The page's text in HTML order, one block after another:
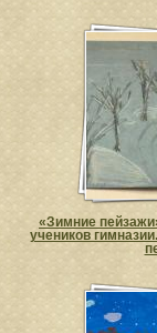
«Зимние
учеников